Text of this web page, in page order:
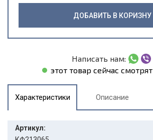
ДОБАВИТЬ В КОРИЗНУ
Написать нам:
этот товар сейчас смотрят
Характеристики Описание
Артикул: